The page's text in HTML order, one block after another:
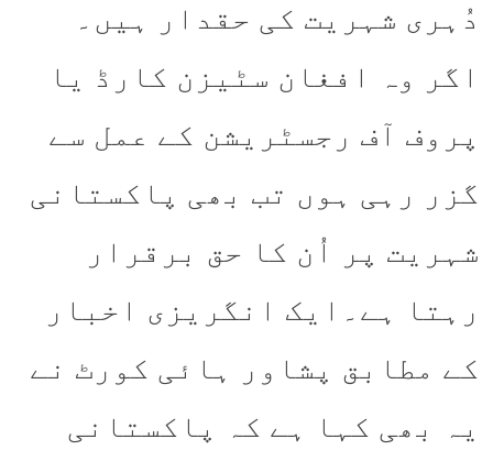
دُہری شہریت کی حقدار ہیں۔
اگر وہ افغان سٹیزن کارڈ یا
پروف آف رجسٹریشن کے عمل سے
گزر رہی ہوں تب بھی پاکستانی
شہریت پر اُن کا حق برقرار
رہتا ہے۔ایک انگریزی اخبار
کے مطابق پشاور ہائی کورٹ نے
یہ بھی کہا ہے کہ پاکستانی